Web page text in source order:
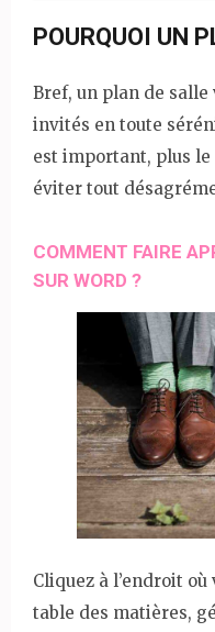
POURQUOI UN
Bref, un plan de
invités en toute
est important, plus
éviter tout
COMMENT FAIRE
SUR WORD ?
Cliquez à l’endroit
table des matières,